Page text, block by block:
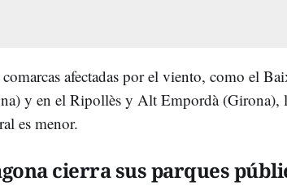
afectadas por el viento, como el
y en el Ripollès y Alt Empordà (Girona),
es menor.
cierra sus parques